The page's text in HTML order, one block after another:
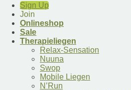
Sign Up
Join
Onlineshop
Sale
Therapieliegen
Relax-Sensation
Nuuna
Swop
Mobile Liegen
N’Run